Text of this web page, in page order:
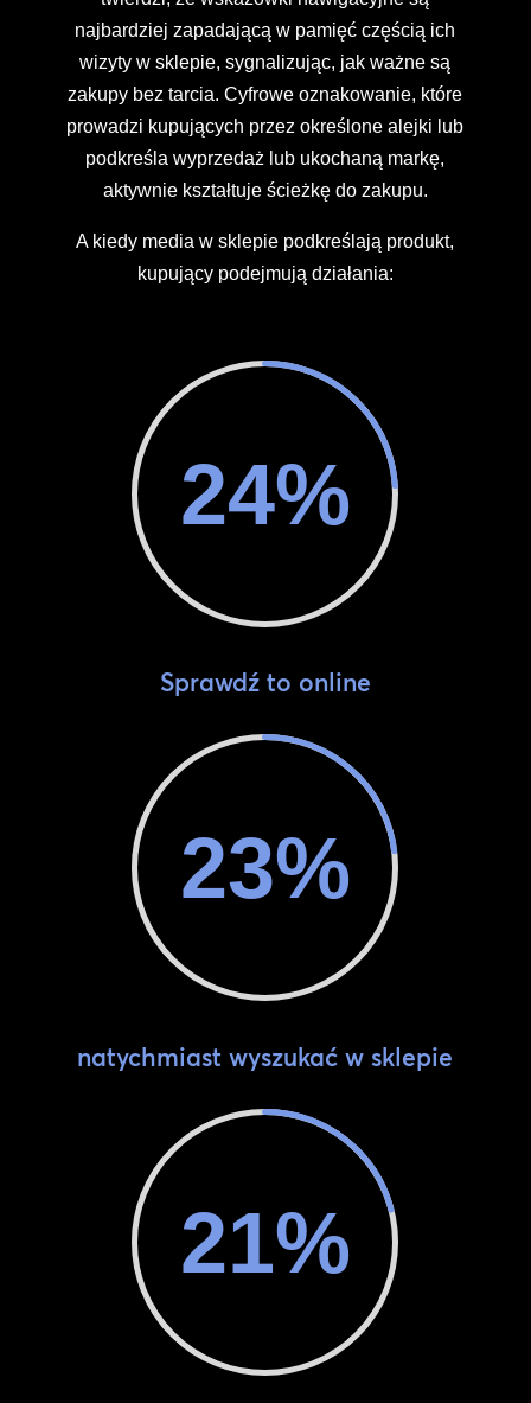
najbardziej zapadającą w pamięć częścią ich
wizyty w sklepie, sygnalizując, jak ważne są
zakupy bez tarcia. Cyfrowe oznakowanie, które
prowadzi kupujących przez określone alejki lub
podkreśla wyprzedaż lub ukochaną markę,
aktywnie kształtuje ścieżkę do zakupu.
A kiedy media w sklepie podkreślają produkt,
kupujący podejmują działania:
24%
Sprawdź to online
23%
natychmiast wyszukać w sklepie
21%